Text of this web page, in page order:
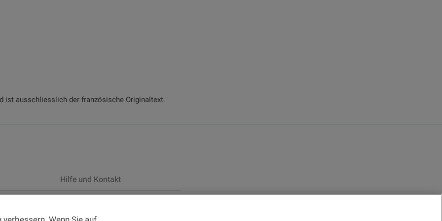
ist ausschliesslich der französische Originaltext.
Hilfe und Kontakt